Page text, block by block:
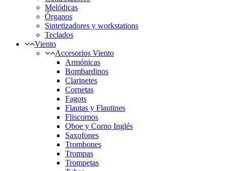
Melódicas
Órganos
Sintetizadores y workstations
Teclados
Viento
Accesorios Viento
Armónicas
Bombardinos
Clarinetes
Cornetas
Fagots
Flautas y Flautines
Fliscornos
Oboe y Corno Inglés
Saxofones
Trombones
Trompas
Trompetas